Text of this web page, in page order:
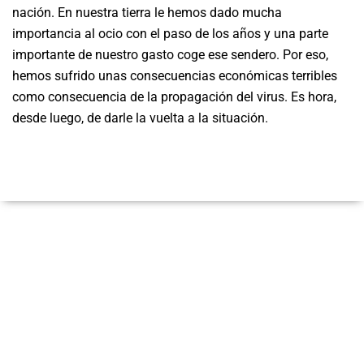
nación. En nuestra tierra le hemos dado mucha
importancia al ocio con el paso de los años y una parte
importante de nuestro gasto coge ese sendero. Por eso,
hemos sufrido unas consecuencias económicas terribles
como consecuencia de la propagación del virus. Es hora,
desde luego, de darle la vuelta a la situación.